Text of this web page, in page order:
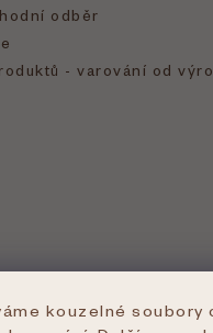
kouzelné soubory
odběr
- varování od